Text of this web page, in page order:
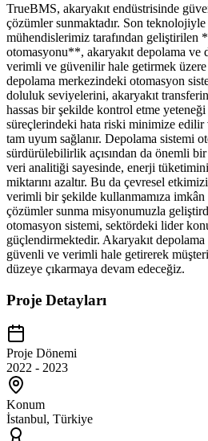
TrueBMS, akaryakıt endüstrisinde
çözümler sunmaktadır. Son teknolojiyle
mühendislerimiz tarafından geliştirilen
otomasyonu**, akaryakıt depolama ve
verimli ve güvenilir hale getirmek üzere
depolama merkezindeki otomasyon
doluluk seviyelerini, akaryakıt
hassas bir şekilde kontrol etme
süreçlerindeki hata riski minimize edilir
tam uyum sağlanır. Depolama sistemi
sürdürülebilirlik açısından da önemli
veri analitiği sayesinde, enerji
miktarını azaltır. Bu da çevresel
verimli bir şekilde kullanmamıza imkân
çözümler sunma misyonumuzla
otomasyon sistemi, sektördeki lider
güçlendirmektedir. Akaryakıt depolama
güvenli ve verimli hale getirerek
düzeye çıkarmaya devam edeceğiz.
Proje Detayları
Proje Dönemi
2022 - 2023
Konum
İstanbul, Türkiye